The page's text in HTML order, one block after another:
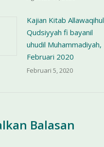
Kajian Kitab Allawaqihul
Qudsiyyah fi bayanil
uhudil Muhammadiyah,
Februari 2020
Februari 5, 2020
Balasan